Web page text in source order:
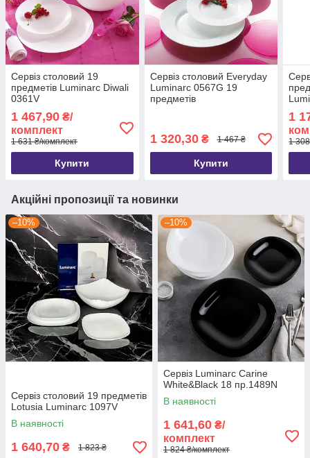
Сервіз столовий 19
предметів Luminarc Diwali
0361V
1 467,90 ₴/
комплект
1 631 ₴/комплект
Купити
Сервіз столовий Everyday
Luminarc 0567G 19
предметів
1 320,30₴ 1 467 ₴
Купити
1
1
Акційні пропозиції та новинки
–10%
Сервіз столовий 19 предметів
Lotusia Luminarc 1097V
В наявності
1 640,70 ₴ 1 823 ₴
–10%
Сервіз Luminarc Carine
White&Black 18 пр.1489N
В наявності
1 641,60 ₴/
комплект
1 824 ₴/комплект